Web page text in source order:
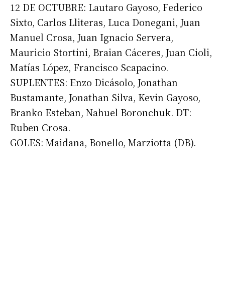
12 DE OCTUBRE: Lautaro Gayoso, Federico
Sixto, Carlos Lliteras, Luca Donegani, Juan
Manuel Crosa, Juan Ignacio Servera,
Mauricio Stortini, Braian Cáceres, Juan Cioli,
Matías López, Francisco Scapacino.
SUPLENTES: Enzo Dicásolo, Jonathan
Bustamante, Jonathan Silva, Kevin Gayoso,
Branko Esteban, Nahuel Boronchuk. DT:
Ruben Crosa.
GOLES: Maidana, Bonello, Marziotta (DB).